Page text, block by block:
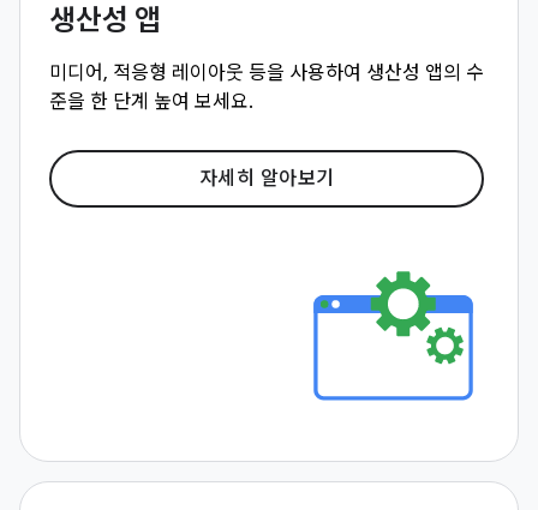
생산성 앱
미디어, 적응형 레이아웃 등을 사용하여 생산성 앱의 수
준을 한 단계 높여 보세요.
자세히 알아보기